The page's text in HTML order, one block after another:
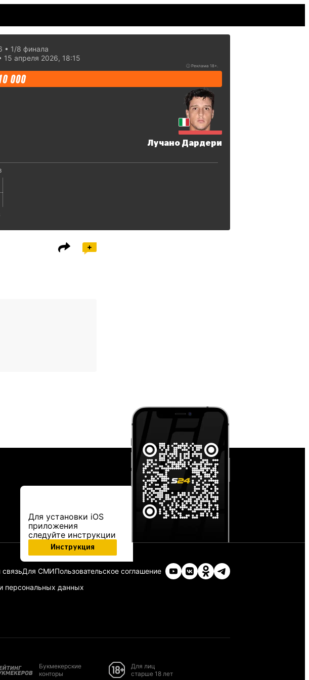
1/8 финaла
15 апреля 2026, 18:15
ⓘ Реклама 18+.
Лучано Дардери
Для установки iOS
приложения
следуйте инструкции
Инструкция
Для СМИПользовательское соглашение
персональных данных
Букмекерские
конторы
Для лиц
старше 18 лет